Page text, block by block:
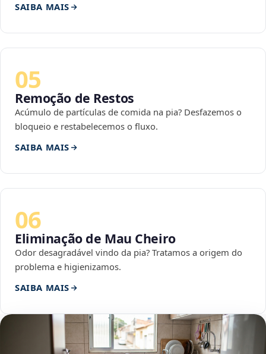
SAIBA MAIS
05
Remoção de Restos
Acúmulo de partículas de comida na pia? Desfazemos o
bloqueio e restabelecemos o fluxo.
SAIBA MAIS
06
Eliminação de Mau Cheiro
Odor desagradável vindo da pia? Tratamos a origem do
problema e higienizamos.
SAIBA MAIS